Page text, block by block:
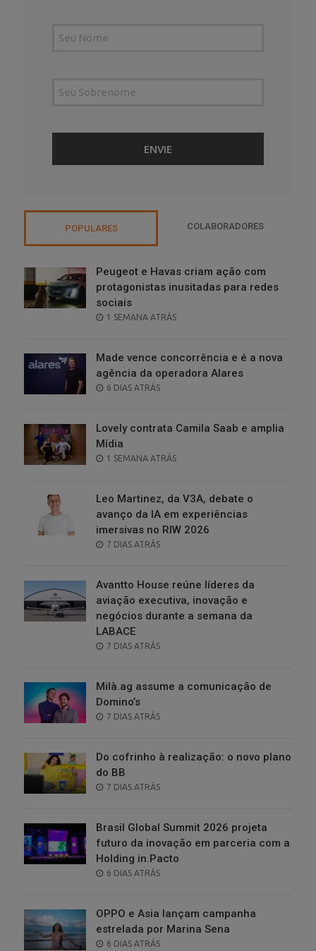
POPULARES COLABORADORES
Peugeot e Havas criam ação com
protagonistas inusitadas para redes
sociais
POSTED
1 SEMANA ATRÁS
Made vence concorrência e é a nova
agência da operadora Alares
POSTED
6 DIAS ATRÁS
Lovely contrata Camila Saab e amplia
Mídia
POSTED
1 SEMANA ATRÁS
Leo Martinez, da V3A, debate o
avanço da IA em experiências
imersivas no RIW 2026
POSTED
7 DIAS ATRÁS
Avantto House reúne líderes da
aviação executiva, inovação e
negócios durante a semana da
LABACE
POSTED
7 DIAS ATRÁS
Milà.ag assume a comunicação de
Domino’s
POSTED
7 DIAS ATRÁS
Do cofrinho à realização: o novo plano
do BB
POSTED
7 DIAS ATRÁS
Brasil Global Summit 2026 projeta
futuro da inovação em parceria com a
Holding in.Pacto
POSTED
6 DIAS ATRÁS
OPPO e Asia lançam campanha
estrelada por Marina Sena
POSTED
6 DIAS ATRÁS